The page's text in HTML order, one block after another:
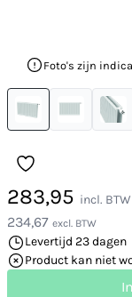
Foto's zijn
283,95 incl. BTW
234,67 excl. BTW
Levertijd 23 dagen
Product kan niet